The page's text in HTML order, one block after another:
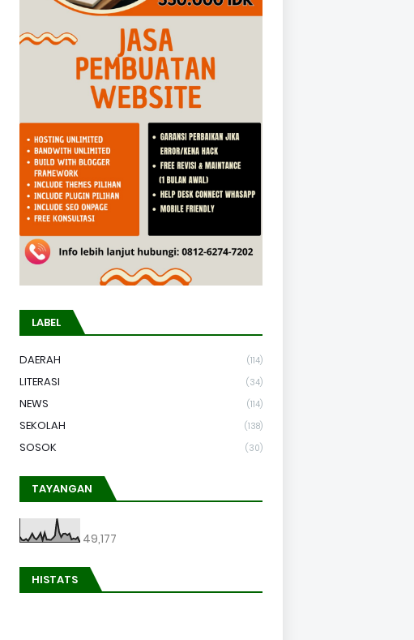
LABEL
DAERAH (114)
LITERASI (34)
NEWS (114)
SEKOLAH (138)
SOSOK (30)
TAYANGAN
49,177
HISTATS